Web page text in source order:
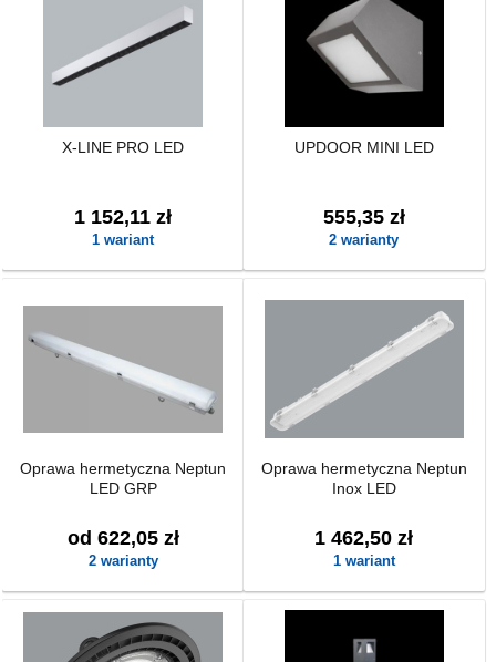
X-LINE PRO LED
1 152,11 zł
1 wariant
UPDOOR MINI LED
555,35 zł
2 warianty
Oprawa hermetyczna Neptun
LED GRP
od 622,05 zł
2 warianty
Oprawa hermetyczna Neptun
Inox LED
1 462,50 zł
1 wariant